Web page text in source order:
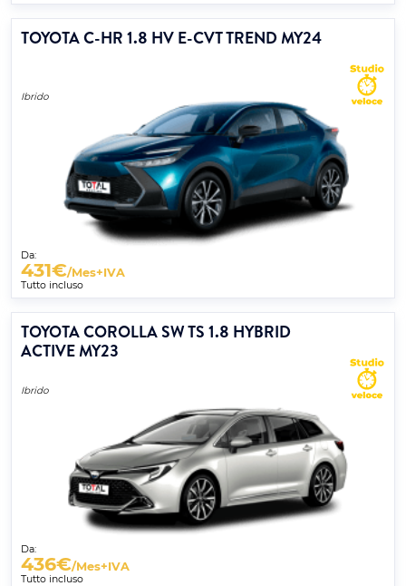
TOYOTA C-HR 1.8 HV E-CVT TREND MY24
Ibrido
Da:
431€/Mes+IVA
Tutto incluso
TOYOTA COROLLA SW TS 1.8 HYBRID
ACTIVE MY23
Ibrido
Da:
436€/Mes+IVA
Tutto incluso